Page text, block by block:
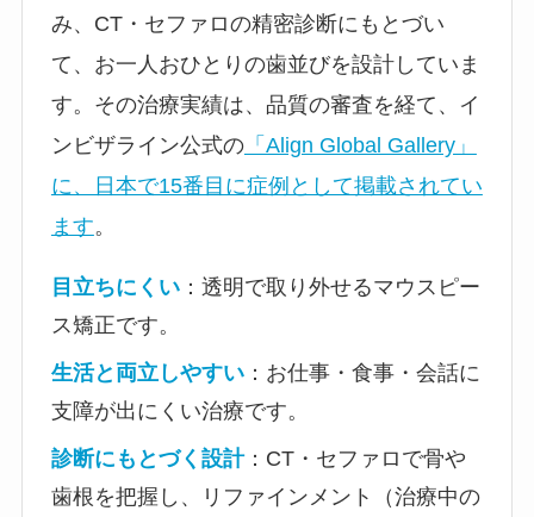
み、CT・セファロの精密診断にもとづい
て、お一人おひとりの歯並びを設計していま
す。その治療実績は、品質の審査を経て、イ
ンビザライン公式の「Align Global Gallery」
に、日本で15番目に症例として掲載されてい
ます。
目立ちにくい：透明で取り外せるマウスピー
ス矯正です。
生活と両立しやすい：お仕事・食事・会話に
支障が出にくい治療です。
診断にもとづく設計：CT・セファロで骨や
歯根を把握し、リファインメント（治療中の